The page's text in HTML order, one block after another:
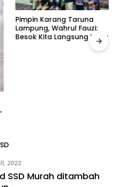
Pimpin Karang Taruna
Lampung, Wahrul Fauzi:
Besok Kita Langsung Kerja
2022
SSD Murah ditambah